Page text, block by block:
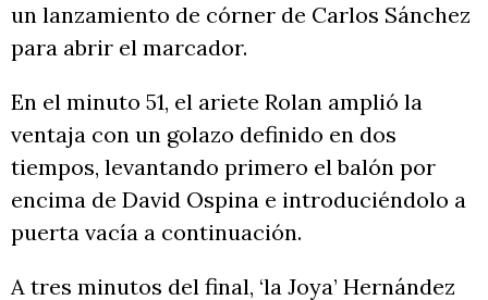
un lanzamiento de córner de Carlos Sánchez
para abrir el marcador.
En el minuto 51, el ariete Rolan amplió la
ventaja con un golazo definido en dos
tiempos, levantando primero el balón por
encima de David Ospina e introduciéndolo a
puerta vacía a continuación.
A tres minutos del final, ‘la Joya’ Hernández